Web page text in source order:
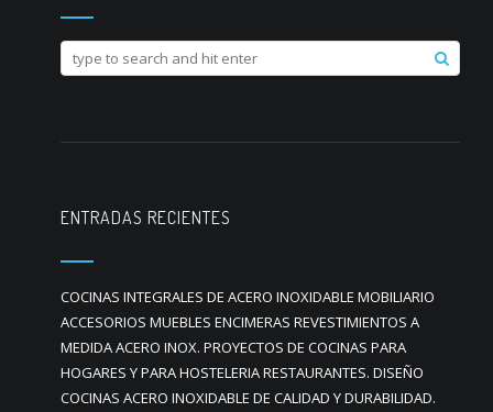
ENTRADAS RECIENTES
COCINAS INTEGRALES DE ACERO INOXIDABLE MOBILIARIO
ACCESORIOS MUEBLES ENCIMERAS REVESTIMIENTOS A
MEDIDA ACERO INOX. PROYECTOS DE COCINAS PARA
HOGARES Y PARA HOSTELERIA RESTAURANTES. DISEÑO
COCINAS ACERO INOXIDABLE DE CALIDAD Y DURABILIDAD.